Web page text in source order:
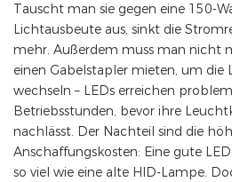
Tauscht man sie gegen eine 150-
Lichtausbeute aus, sinkt die
mehr. Außerdem muss man nicht
einen Gabelstapler mieten, um
wechseln – LEDs erreichen
Betriebsstunden, bevor ihre
nachlässt. Der Nachteil sind die
Anschaffungskosten: Eine gute
so viel wie eine alte HID-Lampe.